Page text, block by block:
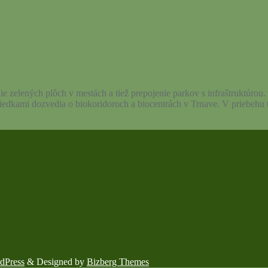
zelených plôch v mestách a tiež prepojenie parkov s
dozvedia o biokoridoroch a biocentrách v Trnave. V
& Designed by Bizberg Themes